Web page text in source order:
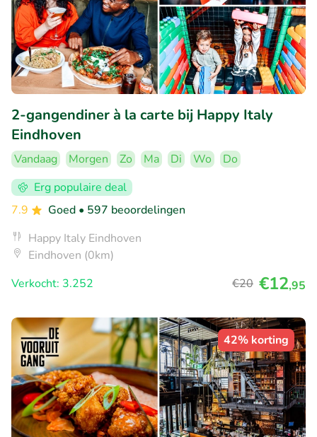
2-gangendiner à la carte bij Happy Italy
Eindhoven
Vandaag Morgen Zo Ma Di Wo
Do
Erg populaire deal
7.9
Goed • 597 beoordelingen
Happy Italy Eindhoven
Eindhoven (0km)
Verkocht: 3.252
€20 €12,95
42% korting